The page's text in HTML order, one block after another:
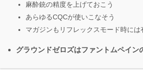
麻酔銃の精度を上げておこう
あらゆるCQCが使いこなそう
マガジンもリフレックスモード時には
グラウンドゼロズはファントムペイン